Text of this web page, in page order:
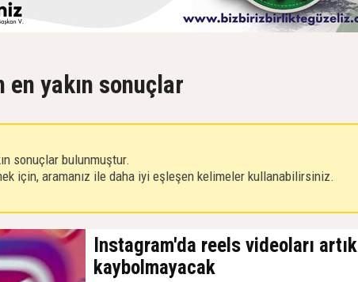
yakın sonuçlar
sonuçlar bulunmuştur.
için, aramanız ile daha iyi eşleşen kelimeler kullanabilirsiniz.
Instagram'da reels videoları artık
kaybolmayacak